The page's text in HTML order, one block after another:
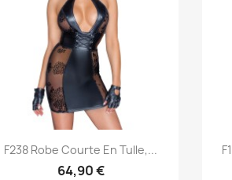
Aperçu rapide
F238 Robe Courte En Tulle,...
64,90 €